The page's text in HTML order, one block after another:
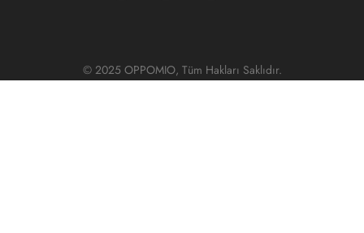
© 2025 OPPOMIO, Tüm Hakları Saklıdır.